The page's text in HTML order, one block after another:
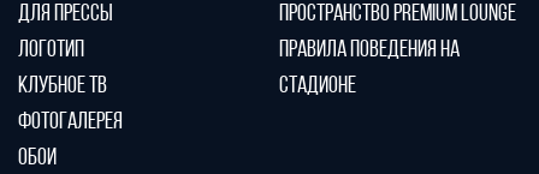
ДЛЯ ПРЕССЫ
ЛОГОТИП
КЛУБНОЕ ТВ
ФОТОГАЛЕРЕЯ
ОБОИ
ПРОСТРАНСТВО PREMIUM LOUNGE
ПРАВИЛА ПОВЕДЕНИЯ НА
СТАДИОНЕ